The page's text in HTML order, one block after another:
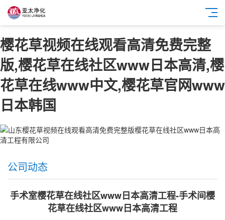
樱花草视频在线观看高清免费完整
版,樱花草在线社区www日本高清,樱
花草在线www中文,樱花草官网www
日本韩国
公司动态
手术室樱花草在线社区www日本高清工程-手术间樱
花草在线社区www日本高清工程